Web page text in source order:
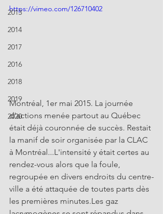
2013
2014
2017
2016
2018
2019
2020
https://vimeo.com/126710402
Montréal, 1er mai 2015. La journée
d'actions menée partout au Québec
était déjà couronnée de succès. Restait
la manif de soir organisée par la CLAC
à Montréal...L'intensité y était certes au
rendez-vous alors que la foule,
regroupée en divers endroits du centre-
ville a été attaquée de toutes parts dès
les premières minutes.Les gaz